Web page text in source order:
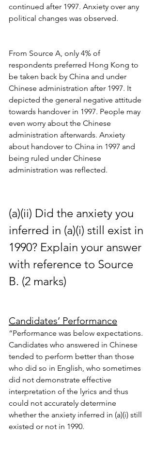
continued after 1997. Anxiety over any
political changes was observed.
From Source A, only 4% of
respondents preferred Hong Kong to
be taken back by China and under
Chinese administration after 1997. It
depicted the general negative attitude
towards handover in 1997. People may
even worry about the Chinese
administration afterwards. Anxiety
about handover to China in 1997 and
being ruled under Chinese
administration was reflected.
(a)(ii) Did the anxiety you
inferred in (a)(i) still exist in
1990? Explain your answer
with reference to Source
B. (2 marks)
Candidates’ Performance
“Performance was below expectations.
Candidates who answered in Chinese
tended to perform better than those
who did so in English, who sometimes
did not demonstrate effective
interpretation of the lyrics and thus
could not accurately determine
whether the anxiety inferred in (a)(i) still
existed or not in 1990.